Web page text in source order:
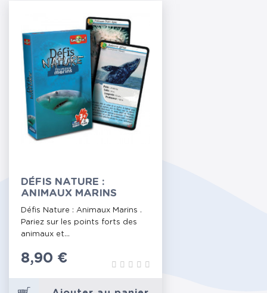
DÉFIS NATURE :
ANIMAUX MARINS
Défis Nature : Animaux Marins .
Pariez sur les points forts des
animaux et...
Prix
8,90 €